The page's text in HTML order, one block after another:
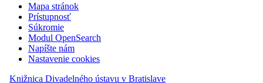
Mapa stránok
Prístupnosť
Súkromie
Modul OpenSearch
Napíšte nám
Nastavenie cookies
Knižnica Divadelného ústavu v Bratislave